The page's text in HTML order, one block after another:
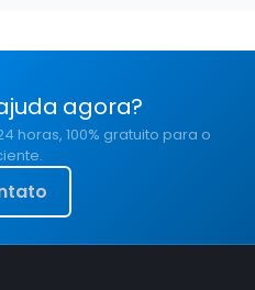
agora?
horas, 100% gratuito para o